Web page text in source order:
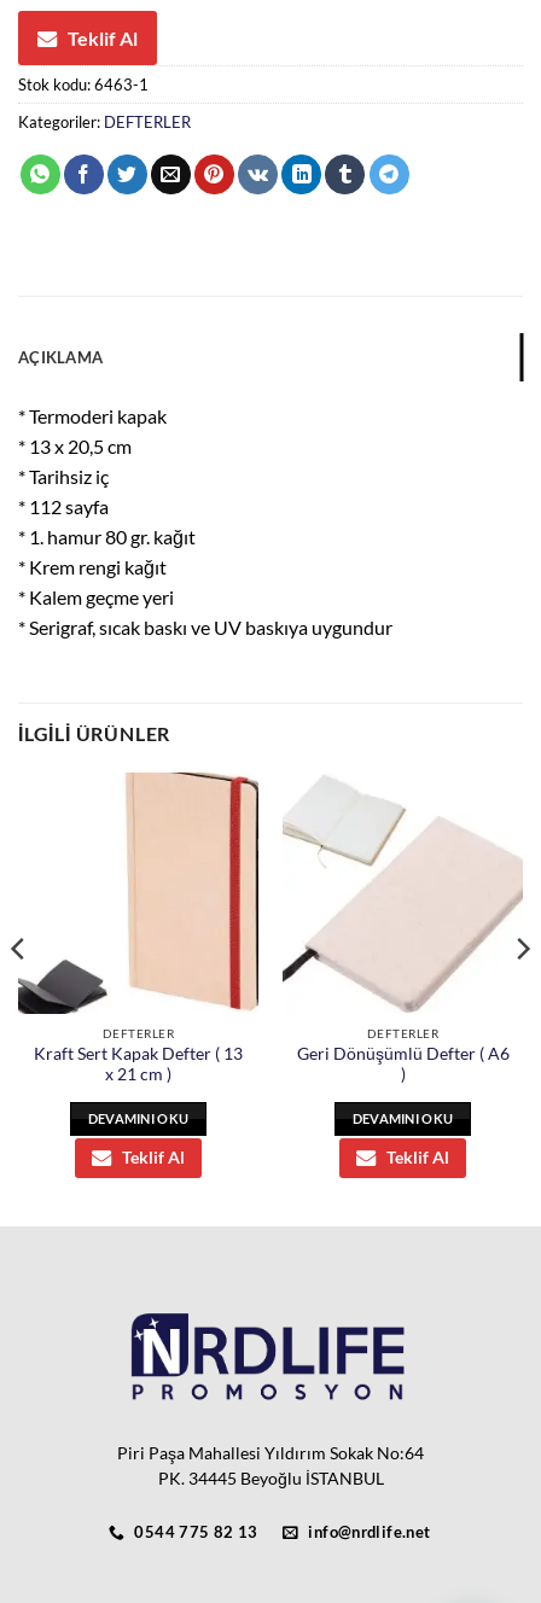
Teklif Al
Stok kodu:6463-1
Kategoriler: DEFTERLER
AÇIKLAMA
* Termoderi kapak
* 13 x 20,5 cm
* Tarihsiz iç
* 112 sayfa
* 1. hamur 80 gr. kağıt
* Krem rengi kağıt
* Kalem geçme yeri
* Serigraf, sıcak baskı ve UV baskıya uygundur
İLGILI ÜRÜNLER
DEFTERLER
Kraft Sert Kapak Defter ( 13
x 21 cm )
DEVAMINI OKU
Teklif Al
DEFTERLER
Geri Dönüşümlü Defter ( A6
)
DEVAMINI OKU
Teklif Al
Piri Paşa Mahallesi Yıldırım Sokak No:64
PK. 34445 Beyoğlu İSTANBUL
0544 775 82 13 info@nrdlife.net